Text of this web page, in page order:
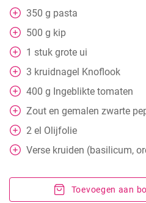
350 g pasta
500 g kip
1 stuk grote ui
3 kruidnagel Knoflook
400 g Ingeblikte tomaten
Zout en gemalen zwarte
2 el Olijfolie
Verse kruiden (basilicum,
Toevoegen aan